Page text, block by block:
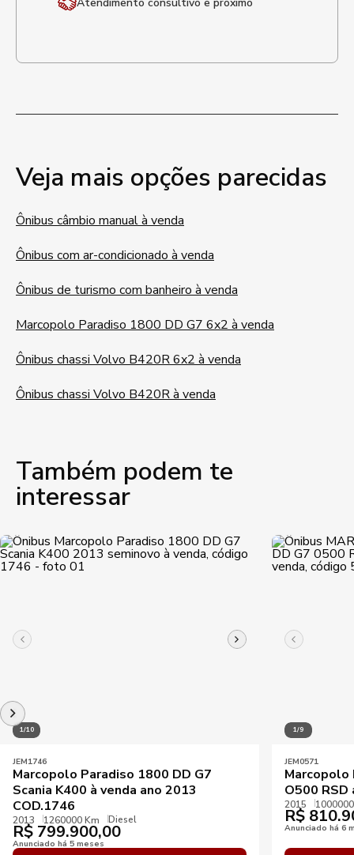
Veja mais opções parecidas
Ônibus câmbio manual à venda
Ônibus com ar-condicionado à venda
Ônibus de turismo com banheiro à venda
Marcopolo Paradiso 1800 DD G7 6x2 à venda
Ônibus chassi Volvo B420R 6x2 à venda
Ônibus chassi Volvo B420R à venda
Também podem te
interessar
1/10
JEM1746
Marcopolo Paradiso 1800 DD G7
Scania K400 à venda ano 2013
COD.1746
2013 1260000 Km Diesel
R$ 799.900,00
Anunciado há 5 meses
1/9
JEM0571
Marcopolo
O500 RSD
2015
R$
Anunciado há 6